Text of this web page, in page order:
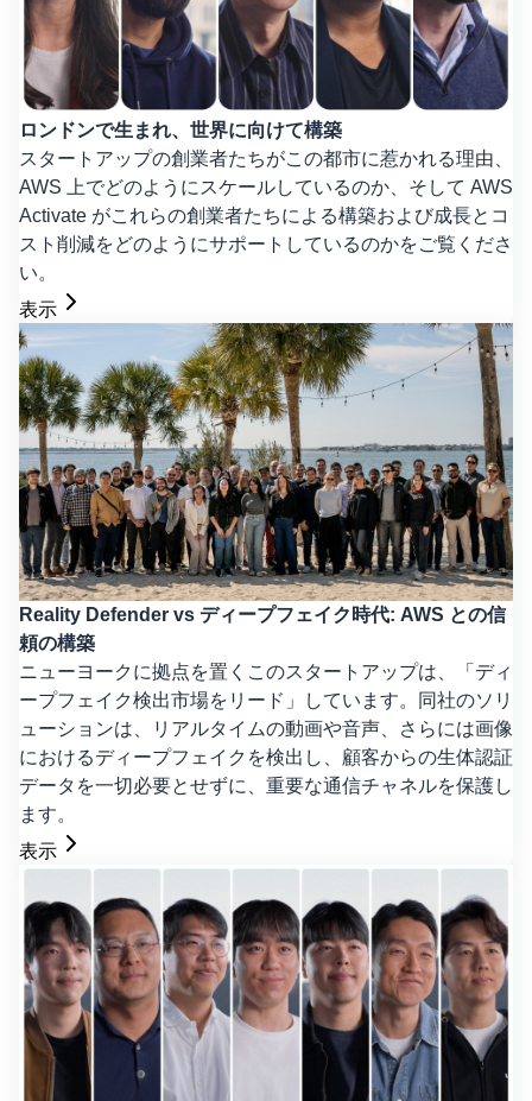
ロンドンで生まれ、世界に向けて構築
スタートアップの創業者たちがこの都市に惹かれる理由、
AWS 上でどのようにスケールしているのか、そして AWS
Activate がこれらの創業者たちによる構築および成長とコ
スト削減をどのようにサポートしているのかをご覧くださ
い。
表示
Reality Defender vs ディープフェイク時代: AWS との信
頼の構築
ニューヨークに拠点を置くこのスタートアップは、「ディ
ープフェイク検出市場をリード」しています。同社のソリ
ューションは、リアルタイムの動画や音声、さらには画像
におけるディープフェイクを検出し、顧客からの生体認証
データを一切必要とせずに、重要な通信チャネルを保護し
ます。
表示